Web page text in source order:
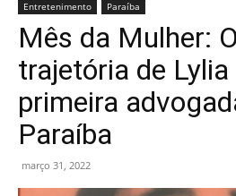
Entretenimento Paraíba
Mês da Mulher:
trajetória de Lylia
primeira
Paraíba
março 31, 2022